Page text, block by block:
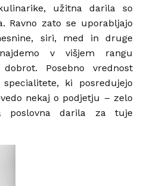
užitna darila so
Ravno zato se uporabljajo
siri, med in druge
v višjem rangu
Posebno vrednost
ki posredujejo
nekaj o podjetju – zelo
poslovna darila za tuje